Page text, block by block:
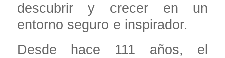
descubrir y crecer en un
entorno seguro e inspirador.
Desde hace 111 años, el